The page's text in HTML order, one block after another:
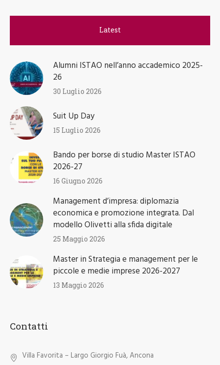
Latest
Alumni ISTAO nell’anno accademico 2025-
26
30 Luglio 2026
Suit Up Day
15 Luglio 2026
Bando per borse di studio Master ISTAO
2026-27
16 Giugno 2026
Management d’impresa: diplomazia
economica e promozione integrata. Dal
modello Olivetti alla sfida digitale
25 Maggio 2026
Master in Strategia e management per le
piccole e medie imprese 2026-2027
13 Maggio 2026
Contatti
Villa Favorita – Largo Giorgio Fuà, Ancona